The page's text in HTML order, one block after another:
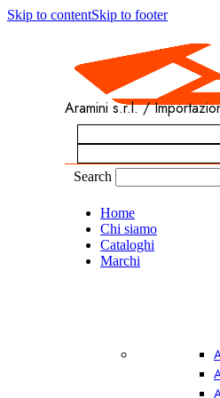
Skip to contentSkip to footer
Aramini s.r.l. /
Search
Home
Chi siamo
Cataloghi
Marchi